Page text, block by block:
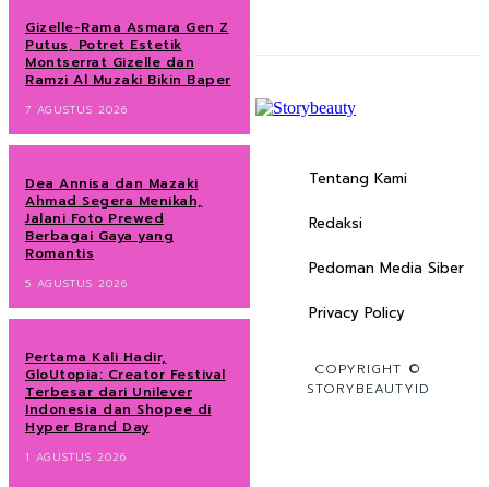
Gizelle-Rama Asmara Gen Z
Putus, Potret Estetik
Montserrat Gizelle dan
Ramzi Al Muzaki Bikin Baper
7 AGUSTUS 2026
Dea Annisa dan Mazaki
Ahmad Segera Menikah,
Jalani Foto Prewed
Berbagai Gaya yang
Romantis
5 AGUSTUS 2026
Pertama Kali Hadir,
GloUtopia: Creator Festival
Terbesar dari Unilever
Indonesia dan Shopee di
Hyper Brand Day
1 AGUSTUS 2026
Tentang Kami
Redaksi
Pedoman Media Siber
Privacy Policy
COPYRIGHT ©
STORYBEAUTYID